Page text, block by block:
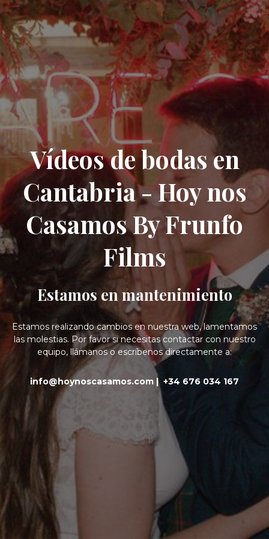
Vídeos de bodas en
Cantabria - Hoy nos
Casamos By Frunfo
Films
Estamos en mantenimiento
Estamos realizando cambios en nuestra web, lamentamos
las molestias. Por favor si necesitas contactar con nuestro
equipo, llámanos o escríbenos directamente a:
info@hoynoscasamos.com | +34 676 034 167